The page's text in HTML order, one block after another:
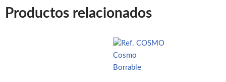
Productos relacionados